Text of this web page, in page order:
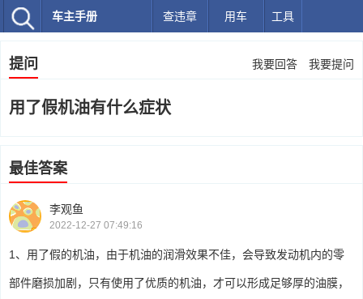
车主手册 查违章 用车 工具
提问 我要回答 我要提问
用了假机油有什么症状
最佳答案
李观鱼
2022-12-27 07:49:16
1、用了假的机油，由于机油的润滑效果不佳，会导致发动机内的零
部件磨损加剧，只有使用了优质的机油，才可以形成足够厚的油膜，